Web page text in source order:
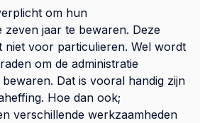
om hun
zeven jaar te bewaren. Deze
niet voor particulieren. Wel wordt
om de administratie
Dat is vooral handig zijn
Hoe dan ook;
verschillende werkzaamheden